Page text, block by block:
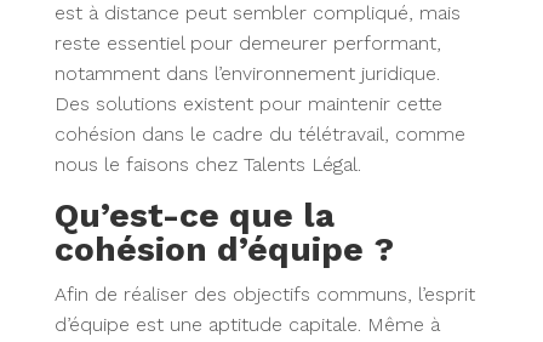
est à distance peut sembler compliqué, mais
reste essentiel pour demeurer performant,
notamment dans l’environnement juridique.
Des solutions existent pour maintenir cette
cohésion dans le cadre du télétravail, comme
nous le faisons chez Talents Légal.
Qu’est-ce que la
cohésion d’équipe ?
Afin de réaliser des objectifs communs, l’esprit
d’équipe est une aptitude capitale. Même à